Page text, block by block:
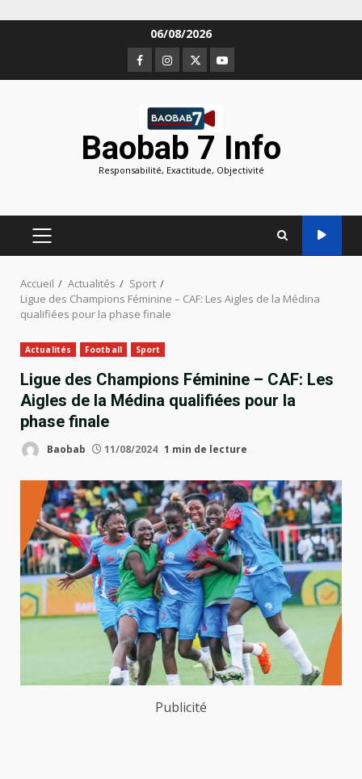
06/08/2026
Facebook
Instagram
TwitterYoutube
Baobab 7 Info
Responsabilité, Exactitude, Objectivité
MENU
PRINCIPAL
Accueil Actualités
Sport
Ligue des Champions Féminine – CAF: Les Aigles de la Médina
qualifiées pour la phase finale
Actualités Football Sport
Ligue des Champions Féminine – CAF: Les
Aigles de la Médina qualifiées pour la
phase finale
Baobab 11/08/2024 1 min de lecture
Publicité